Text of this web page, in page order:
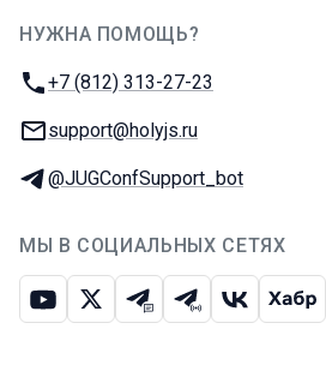
НУЖНА ПОМОЩЬ?
Телефон:
+7 (812) 313-27-23
E-mail:
support@holyjs.ru
Телеграм:
@JUGConfSupport_bot
МЫ В СОЦИАЛЬНЫХ СЕТЯХ
ЮтубИкс Телеграм-чат
Телеграм-канал
ВКонтакте
Хабр